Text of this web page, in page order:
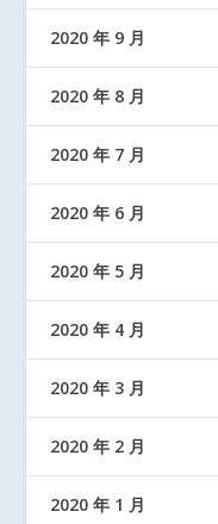
2020 年 9 月
2020 年 8 月
2020 年 7 月
2020 年 6 月
2020 年 5 月
2020 年 4 月
2020 年 3 月
2020 年 2 月
2020 年 1 月